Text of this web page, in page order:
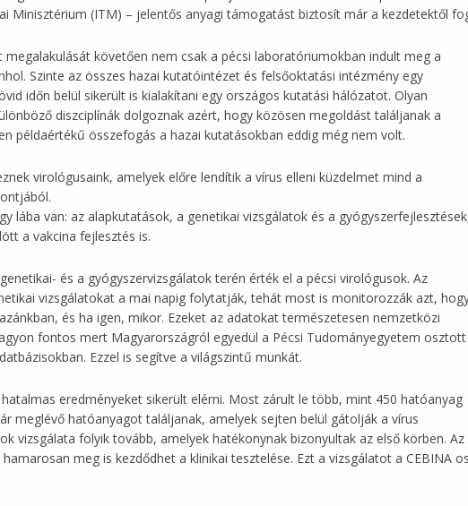
Minisztérium (ITM) – jelentős anyagi támogatást biztosít már a kezdetektől
követően nem csak a pécsi laboratóriumokban indult meg a
Szinte az összes hazai kutatóintézet és felsőoktatási intézmény egy
időn belül sikerült is kialakítani egy országos kutatási hálózatot. Olyan
diszciplínák dolgoznak azért, hogy közösen megoldást találjanak a
példaértékű összefogás a hazai kutatásokban eddig még nem volt.
virológusaink, amelyek előre lendítik a vírus elleni küzdelmet mind a
lába van: az alapkutatások, a genetikai vizsgálatok és a
a vakcina fejlesztés is.
és a gyógyszervizsgálatok terén érték el a pécsi virológusok. Az
vizsgálatokat a mai napig folytatják, tehát most is monitorozzák azt,
és ha igen, mikor. Ezeket az adatokat természetesen nemzetközi
fontos mert Magyarországról egyedül a Pécsi Tudományegyetem osztott
Ezzel is segítve a világszintű munkát.
eredményeket sikerült elérni. Most zárult le több, mint 450 hatóanyag
meglévő hatóanyagot találjanak, amelyek sejten belül gátolják a vírus
vizsgálata folyik tovább, amelyek hatékonynak bizonyultak az első körben.
meg is kezdődhet a klinikai tesztelése. Ezt a vizsgálatot a CEBINA